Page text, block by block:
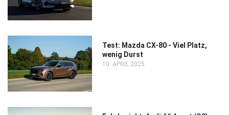
Test: Mazda CX-80 - Viel Platz,
wenig Durst
10. APRIL 2025